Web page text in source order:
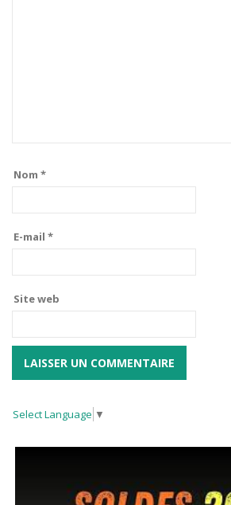
Nom *
E-mail *
Site web
Select Language ▼